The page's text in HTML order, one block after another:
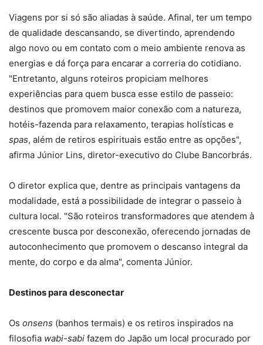
Viagens por si só são aliadas à saúde. Afinal, ter um tempo
de qualidade descansando, se divertindo, aprendendo
algo novo ou em contato com o meio ambiente renova as
energias e dá força para encarar a correria do cotidiano.
"Entretanto, alguns roteiros propiciam melhores
experiências para quem busca esse estilo de passeio:
destinos que promovem maior conexão com a natureza,
hotéis-fazenda para relaxamento, terapias holísticas e
spas, além de retiros espirituais estão entre as opções",
afirma Júnior Lins, diretor-executivo do Clube Bancorbrás.
O diretor explica que, dentre as principais vantagens da
modalidade, está a possibilidade de integrar o passeio à
cultura local. "São roteiros transformadores que atendem à
crescente busca por desconexão, oferecendo jornadas de
autoconhecimento que promovem o descanso integral da
mente, do corpo e da alma", comenta Júnior.
Destinos para desconectar
Os onsens (banhos termais) e os retiros inspirados na
filosofia wabi-sabi fazem do Japão um local procurado por